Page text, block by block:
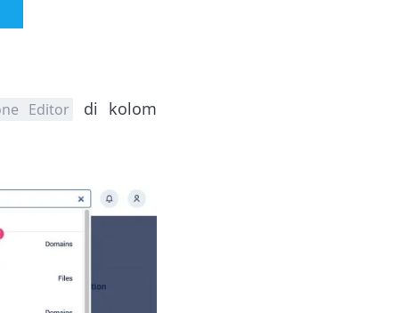
Editor di kolom